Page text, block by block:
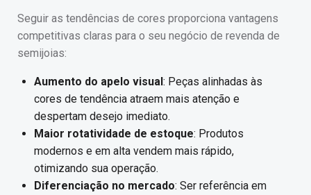
Seguir as tendências de cores proporciona vantagens
competitivas claras para o seu negócio de revenda de
semijoias:
Aumento do apelo visual: Peças alinhadas às
cores de tendência atraem mais atenção e
despertam desejo imediato.
Maior rotatividade de estoque: Produtos
modernos e em alta vendem mais rápido,
otimizando sua operação.
Diferenciação no mercado: Ser referência em